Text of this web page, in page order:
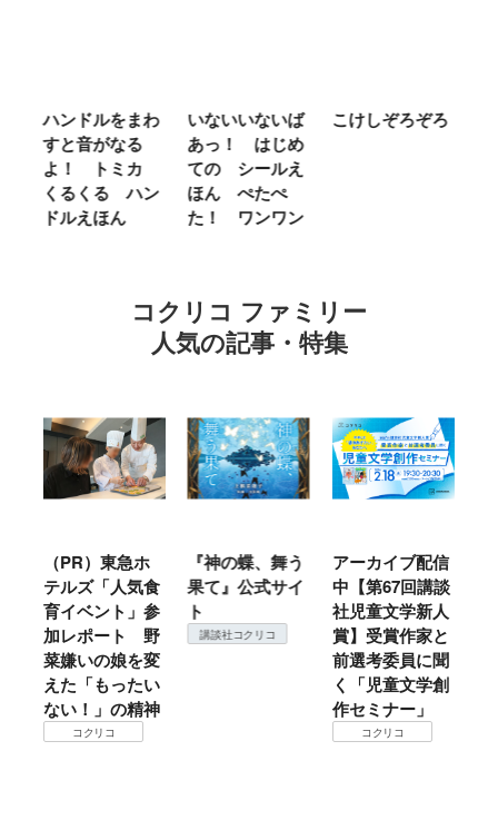
ハンドルをまわ
すと音がなる
よ！ トミカ
くるくる ハン
ドルえほん
いないいないば
あっ！ はじめ
ての シールえ
ほん ぺたぺ
た！ ワンワン
こけしぞろぞろ
コクリコ ファミリー
人気の記事・特集
（PR）東急ホ
テルズ「人気食
育イベント」参
加レポート 野
菜嫌いの娘を変
えた「もったい
ない！」の精神
コクリコ
『神の蝶、舞う
果て』公式サイ
ト
講談社コクリコ
アーカイブ配信
中【第67回講談
社児童文学新人
賞】受賞作家と
前選考委員に聞
く「児童文学創
作セミナー」
コクリコ